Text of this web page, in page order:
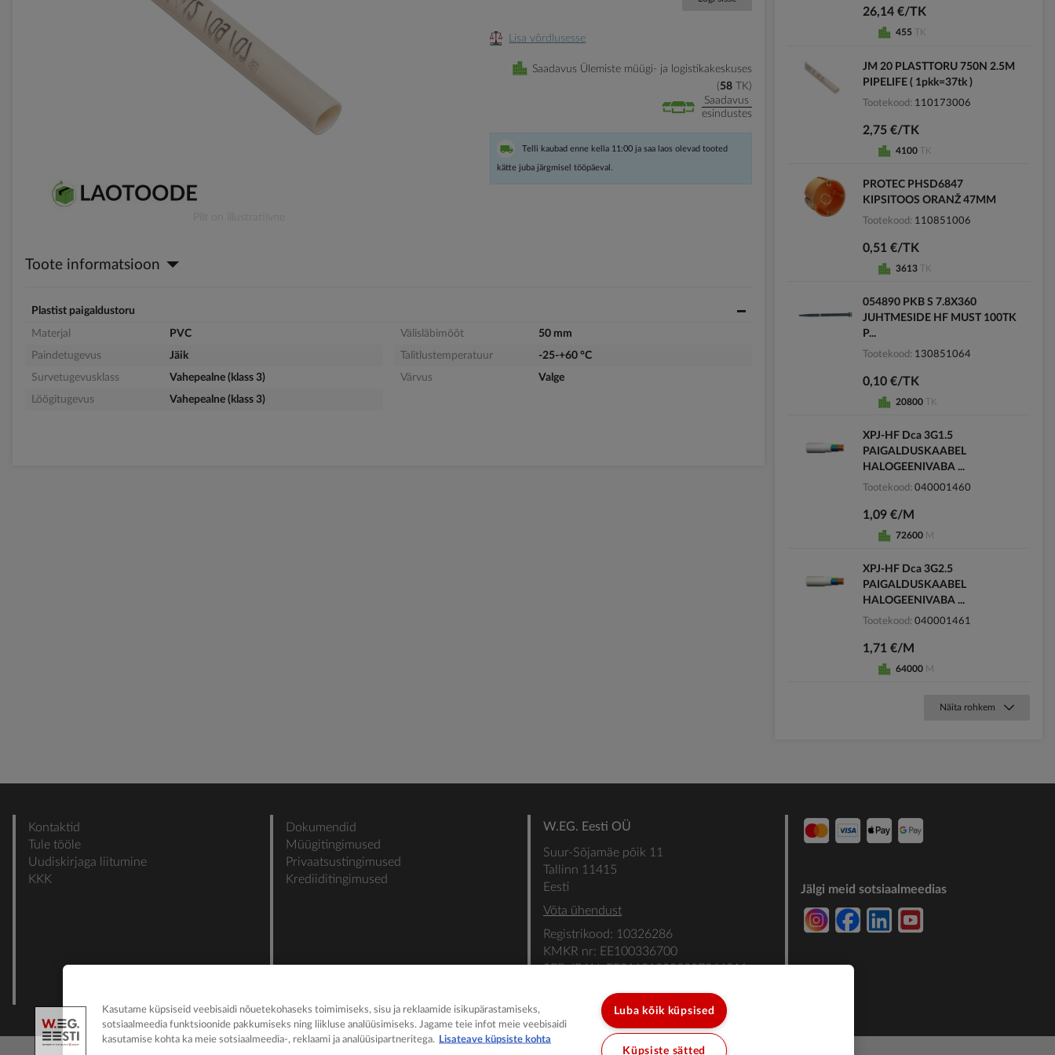
beginning
images
gallery
Lisa võrdlusesse
Saadavus Ülemiste müügi- ja logistikakeskuses
58
TK
Saadavus
esindustes
Telli kaubad enne kella 11:00 ja saa laos olevad tooted
kätte juba järgmisel tööpäeval.
Toote informatsioon
Plastist paigaldustoru
Materjal
PVC
Paindetugevus
Jäik
Survetugevusklass
Vahepealne (klass 3)
Löögitugevus
Vahepealne (klass 3)
Välisläbimõõt
50 mm
Talitlustemperatuur
-25-+60 °C
Värvus
Valge
26,14 €/TK
455 TK
JM 20 PLASTTORU 750N 2.5M
PIPELIFE ( 1pkk=37tk )
Tootekood 110173006
2,75 €/TK
4100 TK
PROTEC PHSD6847
KIPSITOOS ORANŽ 47MM
Tootekood 110851006
0,51 €/TK
3613 TK
054890 PKB S 7.8X360
JUHTMESIDE HF MUST 100TK
P...
Tootekood 130851064
0,10 €/TK
20800 TK
XPJ-HF Dca 3G1.5
PAIGALDUSKAABEL
HALOGEENIVABA ...
Tootekood 040001460
1,09 €/M
72600 M
XPJ-HF Dca 3G2.5
PAIGALDUSKAABEL
HALOGEENIVABA ...
Tootekood 040001461
1,71 €/M
64000 M
Näita rohkem
Kontaktid
Tule tööle
Uudiskirjaga liitumine
KKK
Dokumendid
Müügitingimused
Privaatsustingimused
Krediiditingimused
W.EG. Eesti OÜ
Suur-Sõjamäe põik 11
Tallinn 11415
Eesti
Võta ühendust
Registrikood: 10326286
KMKR nr: EE100336700
SEB: IBAN: EE311010220007244011
Jälgi meid sotsiaalmeedias
Kasutame küpsiseid veebisaidi nõuetekohaseks toimimiseks, sisu ja reklaamide isikupärastamiseks,
sotsiaalmeedia funktsioonide pakkumiseks ning liikluse analüüsimiseks. Jagame teie infot meie veebisaidi
kasutamise kohta ka meie sotsiaalmeedia-, reklaami ja analüüsipartneritega.
Lisateave küpsiste kohta
Luba kõik küpsised
Küpsiste sätted